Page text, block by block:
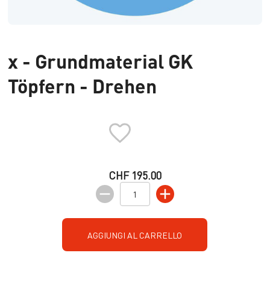
x - Grundmaterial GK
Töpfern - Drehen
CHF 195.00
AGGIUNGI AL CARRELLO